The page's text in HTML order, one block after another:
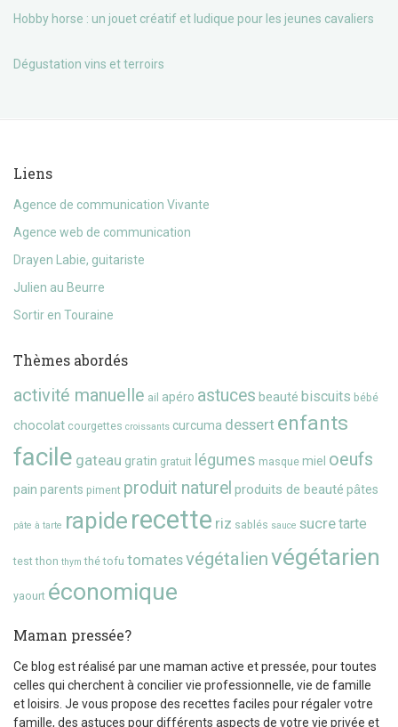
Hobby horse : un jouet créatif et ludique pour les jeunes cavaliers
Dégustation vins et terroirs
Liens
Agence de communication Vivante
Agence web de communication
Drayen Labie, guitariste
Julien au Beurre
Sortir en Touraine
Thèmes abordés
activité manuelle ail apéro astuces beauté biscuits bébé
chocolat courgettes croissants curcuma dessert enfants
facile gateau gratin gratuit légumes masque miel oeufs
pain parents piment produit naturel produits de beauté pâtes
pâte à tarte rapide recette riz sablés sauce sucretarte
test thon thym thé tofu tomatesvégétalienvégétarien
yaourt économique
Maman pressée?
Ce blog est réalisé par une maman active et pressée, pour toutes
celles qui cherchent à concilier vie professionnelle, vie de famille
et loisirs. Je vous propose des recettes faciles pour régaler votre
famille, des astuces pour différents aspects de votre vie privée et